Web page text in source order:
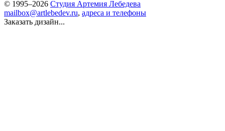
© 1995–2026 Студия Артемия Лебедева
mailbox@artlebedev.ru, адреса и телефоны
Заказать дизайн...